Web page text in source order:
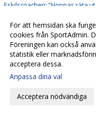
Eskilscoachen: ”Hoppas räta
Falkenbergs FF - Eskilsminne IF
Ineffektivt Eskils föll igen
Eskilscoachen varnar för
Lamin Sarr: ”Nyttigt för mig att
Eskils bröt förlustsviten
För att hemsidan ska
cookies från SportAdmin.
Föreningen kan också
statistik eller
acceptera dessa.
Anpassa dina val
Acceptera nödvändiga